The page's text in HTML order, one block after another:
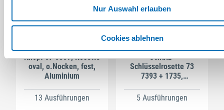
Nur Auswahl erlauben
Cookies ablehnen
Knopf 07 0809, Rosette
oval, o.Nocken, fest,
Aluminium
13 Ausführungen
Schutz-
Schlüsselrosette 73
7393 + 1735,
5 Ausführungen